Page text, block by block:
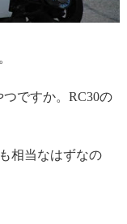
つですか。RC30の
相当なはずなの